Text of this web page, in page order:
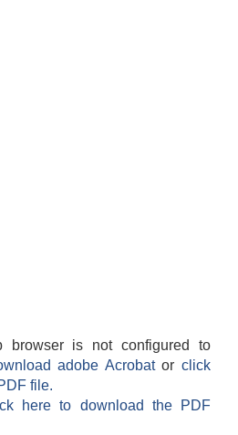
browser is not configured to
adobe Acrobatorclick
file.
here to download the PDF